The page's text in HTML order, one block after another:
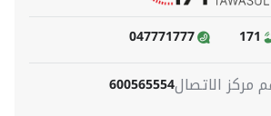
171
047771777
مركز الاتصال600565554